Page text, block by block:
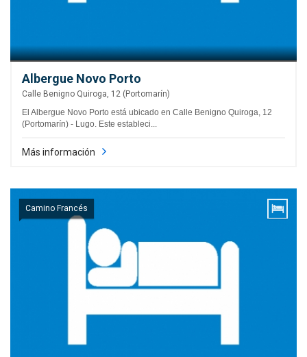
Albergue Novo Porto
Calle Benigno Quiroga, 12 (Portomarín)
El Albergue Novo Porto está ubicado en Calle Benigno Quiroga, 12
(Portomarín) - Lugo. Este estableci...
Más información
Camino Francés